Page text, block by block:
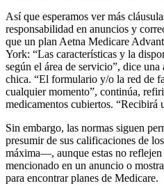
Así que esperamos ver más
responsabilidad en anuncios y
que un plan Aetna Medicare
York: “Las características y la
según el área de servicio”, dice
chica. “El formulario y/o la red de
cualquier momento”, continúa,
medicamentos cubiertos. “Recibirá
Sin embargo, las normas siguen
presumir de sus calificaciones de
máxima—, aunque estas no
mencionado en un anuncio o
para encontrar planes de Medicare.